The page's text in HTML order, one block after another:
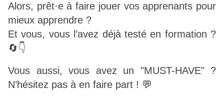
Alors, prêt·e à faire jouer vos apprenants pour
mieux apprendre ?
Et vous, vous l’avez déjà testé en formation ?
🔄👇
Vous aussi, vous avez un "MUST-HAVE" ?
N’hésitez pas à en faire part ! 💬